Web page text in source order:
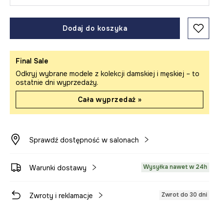
Dodaj do koszyka
Final Sale
Odkryj wybrane modele z kolekcji damskiej i męskiej – to
ostatnie dni wyprzedaży.
Cała wyprzedaż »
Sprawdź dostępność w salonach
Warunki dostawy Wysyłka nawet w 24h
Zwroty i reklamacje Zwrot do 30 dni